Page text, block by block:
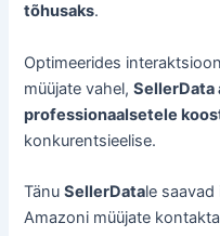
tõhusaks.
Optimeerides
müüjate vahel,SellerData
professionaalsetele
konkurentsieelise.
TänuSellerDatale
Amazoni müüjate